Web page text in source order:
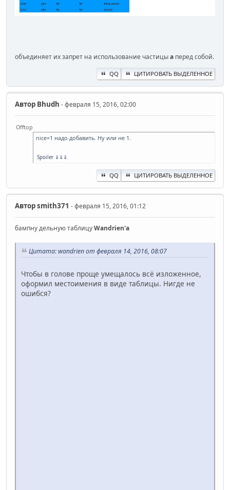
объединяет их запрет на использование частицыa перед собой.
QQ ЦИТИРОВАТЬ ВЫДЕЛЕННОЕ
Автор Bhudh - февраля 15, 2016, 02:00
Offtop
nice=1 надо добавить. Ну или не 1.
Spoiler ⇓⇓⇓
QQ ЦИТИРОВАТЬ ВЫДЕЛЕННОЕ
Авторsmith371 - февраля 15, 2016, 01:12
бампну дельную таблицуWandrien'a
Цитата: wandrien от февраля 14, 2016, 08:07
Чтобы в голове проще умещалось всё изложенное,
оформил местоимения в виде таблицы. Нигде не
ошибся?